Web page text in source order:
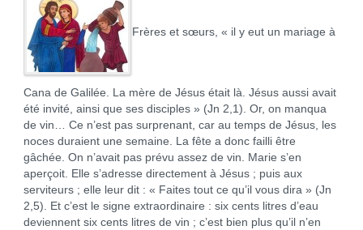
Frères et sœurs, « il y eut un mariage à
Cana de Galilée. La mère de Jésus était là. Jésus aussi avait
été invité, ainsi que ses disciples » (Jn 2,1). Or, on manqua
de vin… Ce n’est pas surprenant, car au temps de Jésus, les
noces duraient une semaine. La fête a donc failli être
gâchée. On n’avait pas prévu assez de vin. Marie s’en
aperçoit. Elle s’adresse directement à Jésus ; puis aux
serviteurs ; elle leur dit : « Faites tout ce qu’il vous dira » (Jn
2,5). Et c’est le signe extraordinaire : six cents litres d’eau
deviennent six cents litres de vin ; c’est bien plus qu’il n’en